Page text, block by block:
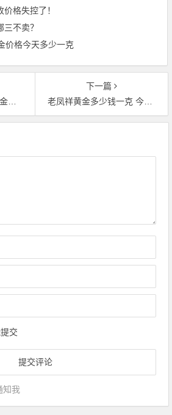
格失控了！
不卖？
价格今天多少一克
04)
下一篇
老凤祥黄金多少钱一克 今日黄金价格2020年7月5日查询
交
知我